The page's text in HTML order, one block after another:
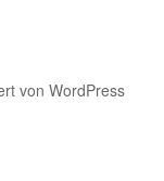
von WordPress